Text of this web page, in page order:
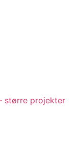
større projekter